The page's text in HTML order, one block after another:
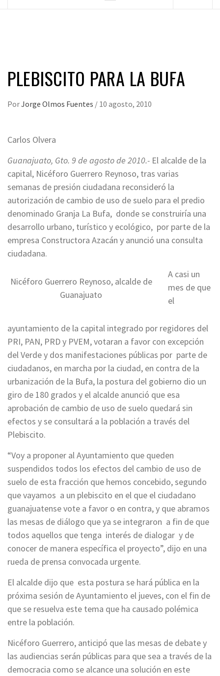
PLEBISCITO PARA LA BUFA
PorJorge Olmos Fuentes / 10 agosto, 2010
Carlos Olvera
Guanajuato, Gto. 9 de agosto de 2010.- El alcalde de la
capital, Nicéforo Guerrero Reynoso, tras varias
semanas de presión ciudadana reconsideró la
autorización de cambio de uso de suelo para el predio
denominado Granja La Bufa, donde se construiría una
desarrollo urbano, turístico y ecológico, por parte de la
empresa Constructora Azacán y anunció una consulta
ciudadana.
Nicéforo Guerrero Reynoso, alcalde de
Guanajuato
A casi un
mes de que
el
ayuntamiento de la capital integrado por regidores del
PRI, PAN, PRD y PVEM, votaran a favor con excepción
del Verde y dos manifestaciones públicas por parte de
ciudadanos, en marcha por la ciudad, en contra de la
urbanización de la Bufa, la postura del gobierno dio un
giro de 180 grados y el alcalde anunció que esa
aprobación de cambio de uso de suelo quedará sin
efectos y se consultará a la población a través del
Plebiscito.
“Voy a proponer al Ayuntamiento que queden
suspendidos todos los efectos del cambio de uso de
suelo de esta fracción que hemos concebido, segundo
que vayamos a un plebiscito en el que el ciudadano
guanajuatense vote a favor o en contra, y que abramos
las mesas de diálogo que ya se integraron a fin de que
todos aquellos que tenga interés de dialogar y de
conocer de manera específica el proyecto”, dijo en una
rueda de prensa convocada urgente.
El alcalde dijo que esta postura se hará pública en la
próxima sesión de Ayuntamiento el jueves, con el fin de
que se resuelva este tema que ha causado polémica
entre la población.
Nicéforo Guerrero, anticipó que las mesas de debate y
las audiencias serán públicas para que sea a través de la
democracia como se alcance una solución en este